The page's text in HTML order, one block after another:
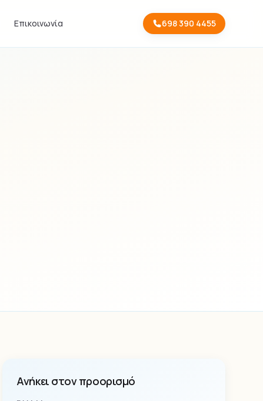
Επικοινωνία 698 390 4455
Ανήκει στον προορισμό